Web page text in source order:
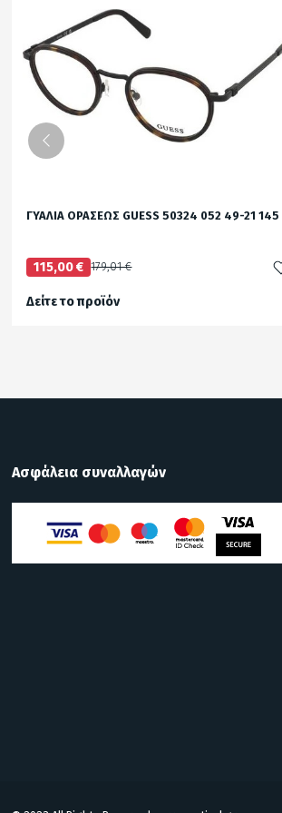
ΓΥΑΛΙΑ ΟΡΑΣΕΩΣ GUESS 50324 052 49-21 145
115,00 € 179,01 €
Δείτε το προϊόν
Ασφάλεια συναλλαγών